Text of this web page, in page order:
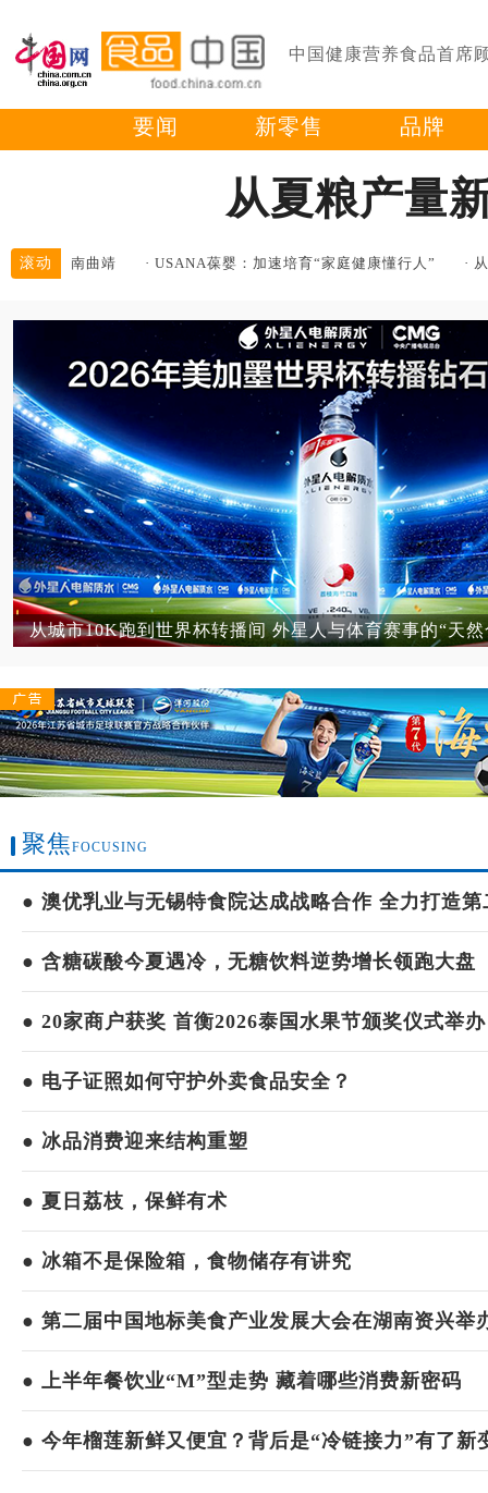
中国健康营养食品首席
要闻 新零售 品牌
从夏粮产量
滚动
云南曲靖 · USANA葆婴：加速培育“家庭健康懂行人” · 从城
无糖茶统治十年后，养生水开始“抢人”了
聚焦FOCUSING
● 澳优乳业与无锡特食院达成战略合作 全力打造
● 含糖碳酸今夏遇冷，无糖饮料逆势增长领跑大盘
● 20家商户获奖 首衡2026泰国水果节颁奖仪式举办
● 电子证照如何守护外卖食品安全？
● 冰品消费迎来结构重塑
● 夏日荔枝，保鲜有术
● 冰箱不是保险箱，食物储存有讲究
● 第二届中国地标美食产业发展大会在湖南资兴举
● 上半年餐饮业“M”型走势 藏着哪些消费新密码
● 今年榴莲新鲜又便宜？背后是“冷链接力”有了新